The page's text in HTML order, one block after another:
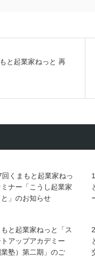
と起業家ねっと 再
回くまもと起業家ねっ
ミナー「こうし起業家
」のお知らせ
もと起業家ねっと「ス
トアップアカデミー
業塾）第二期」のご